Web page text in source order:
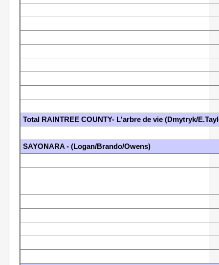
Total RAINTREE COUNTY- L'arbre de vie (Dmytryk/
SAYONARA - (Logan/Brando/Owens)